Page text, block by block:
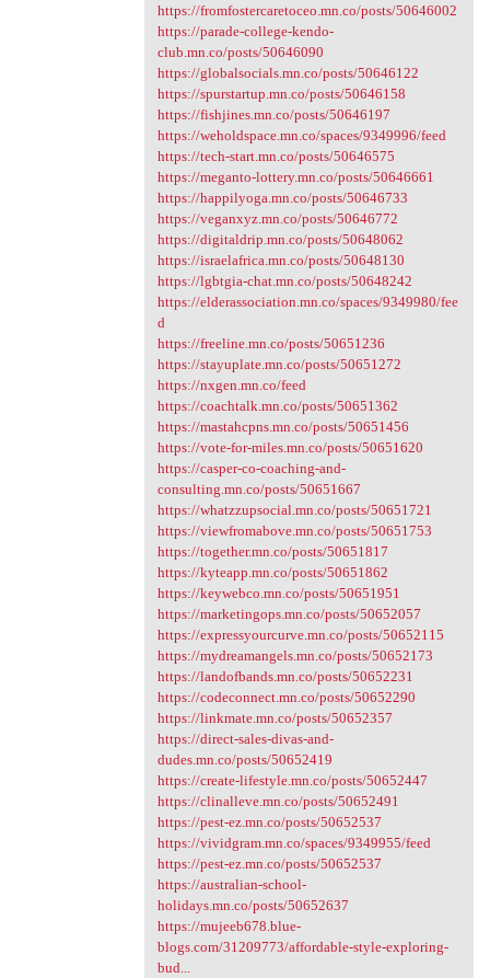
https://fromfostercaretoceo.mn.co/posts/50646002
https://parade-college-kendo-
club.mn.co/posts/50646090
https://globalsocials.mn.co/posts/50646122
https://spurstartup.mn.co/posts/50646158
https://fishjines.mn.co/posts/50646197
https://weholdspace.mn.co/spaces/9349996/feed
https://tech-start.mn.co/posts/50646575
https://meganto-lottery.mn.co/posts/50646661
https://happilyoga.mn.co/posts/50646733
https://veganxyz.mn.co/posts/50646772
https://digitaldrip.mn.co/posts/50648062
https://israelafrica.mn.co/posts/50648130
https://lgbtgia-chat.mn.co/posts/50648242
https://elderassociation.mn.co/spaces/9349980/fee
d
https://freeline.mn.co/posts/50651236
https://stayuplate.mn.co/posts/50651272
https://nxgen.mn.co/feed
https://coachtalk.mn.co/posts/50651362
https://mastahcpns.mn.co/posts/50651456
https://vote-for-miles.mn.co/posts/50651620
https://casper-co-coaching-and-
consulting.mn.co/posts/50651667
https://whatzzupsocial.mn.co/posts/50651721
https://viewfromabove.mn.co/posts/50651753
https://together.mn.co/posts/50651817
https://kyteapp.mn.co/posts/50651862
https://keywebco.mn.co/posts/50651951
https://marketingops.mn.co/posts/50652057
https://expressyourcurve.mn.co/posts/50652115
https://mydreamangels.mn.co/posts/50652173
https://landofbands.mn.co/posts/50652231
https://codeconnect.mn.co/posts/50652290
https://linkmate.mn.co/posts/50652357
https://direct-sales-divas-and-
dudes.mn.co/posts/50652419
https://create-lifestyle.mn.co/posts/50652447
https://clinalleve.mn.co/posts/50652491
https://pest-ez.mn.co/posts/50652537
https://vividgram.mn.co/spaces/9349955/feed
https://pest-ez.mn.co/posts/50652537
https://australian-school-
holidays.mn.co/posts/50652637
https://mujeeb678.blue-
blogs.com/31209773/affordable-style-exploring-
bud...